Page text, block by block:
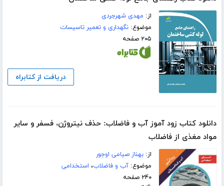
از: مهدی شهرجردی
موضوع:نگهداری و تعمیر تاسیسات
۲۰۵ صفحه
دریافت از کتابراه
دانلود کتاب زود آموز آب و فاضلاب: حذف نیتروژن، فسفر و سایر
مواد مغذی از فاضلاب
از:بهناز صیامی اوجور
موضوع:آب و فاضلاب، استخدامی
۲۴۰ صفحه